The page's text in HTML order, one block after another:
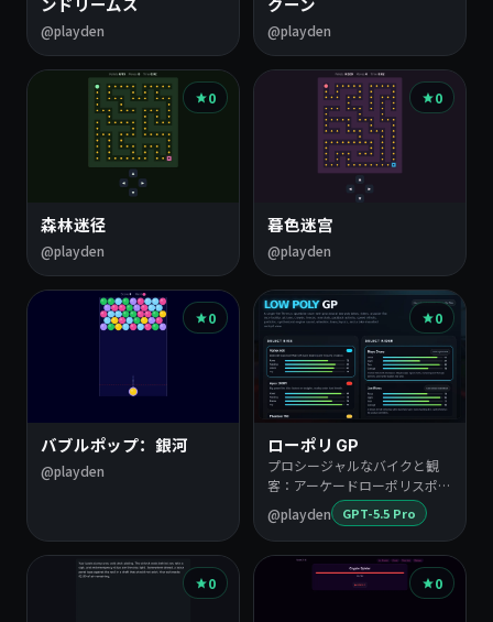
ンドリームス
@playden
クーン
@playden
0
森林迷径
@playden
0
暮色迷宫
@playden
0
バブルポップ：銀河
@playden
0
ローポリ GP
プロシージャルなバイクと観
客：アーケードローポリスポー
ツバ…
@playden GPT-5.5 Pro
0 0